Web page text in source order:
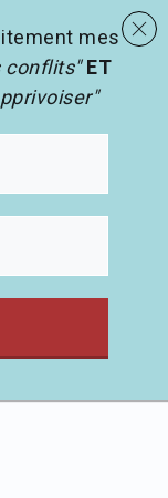
search
mes
conflits" ET